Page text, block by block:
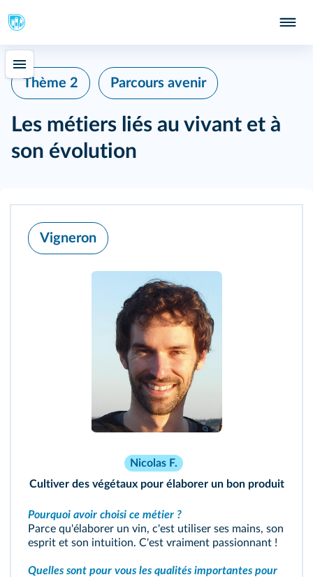
Thème 2 Parcours avenir
Les métiers liés au vivant et à
son évolution
Vigneron
Nicolas F.
Cultiver des végétaux pour élaborer un bon produit
Pourquoi avoir choisi ce métier ?
Parce qu'élaborer un vin, c'est utiliser ses mains, son
esprit et son intuition. C'est vraiment passionnant !
Quelles sont pour vous les qualités importantes pour